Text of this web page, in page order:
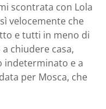
scontrata con Lola
velocemente che
e tutti in meno di
chiudere casa,
indeterminato e a
per Mosca, che